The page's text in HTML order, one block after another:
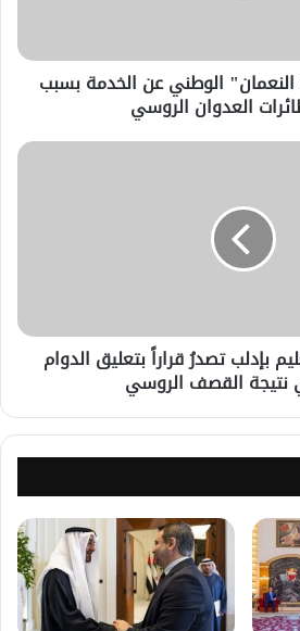
الوطني عن الخدمة بسبب
العدوان الروسي
بإدلب تصدرُ قراراً بتعليق الدوام
نتيجة القصف الروسي